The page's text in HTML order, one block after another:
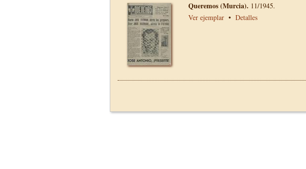
Queremos (Murcia). 11/1945.
Ver ejemplar • Detalles